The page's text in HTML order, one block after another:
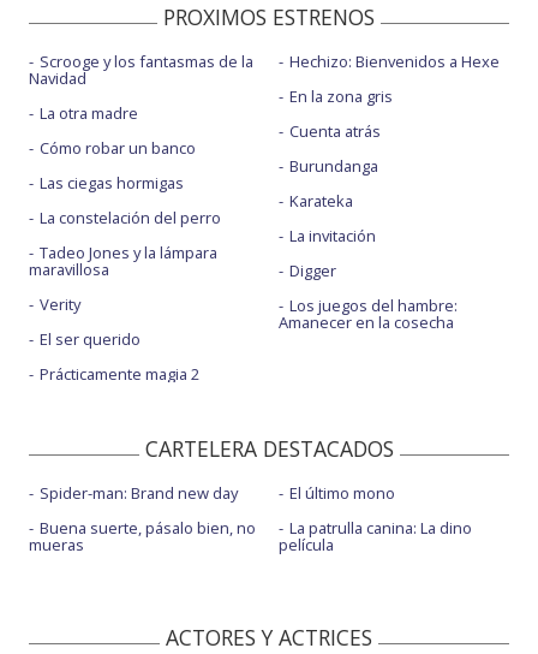
PROXIMOS ESTRENOS
Scrooge y los fantasmas de la
Navidad
La otra madre
Cómo robar un banco
Las ciegas hormigas
La constelación del perro
Tadeo Jones y la lámpara
maravillosa
Verity
El ser querido
Prácticamente magia 2
Hechizo: Bienvenidos a Hexe
En la zona gris
Cuenta atrás
Burundanga
Karateka
La invitación
Digger
Los juegos del hambre:
Amanecer en la cosecha
CARTELERA DESTACADOS
Spider-man: Brand new day
Buena suerte, pásalo bien, no
mueras
El último mono
La patrulla canina: La dino
película
ACTORES Y ACTRICES